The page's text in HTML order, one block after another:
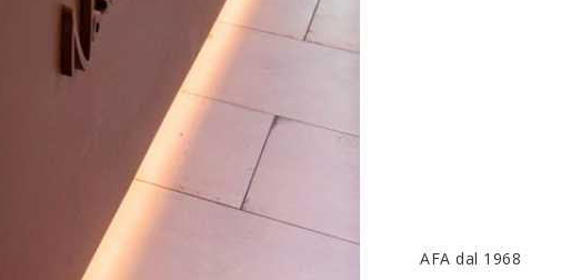
AFA dal 1968